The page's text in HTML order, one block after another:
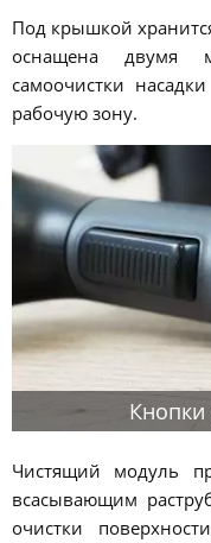
Под крышкой
оснащена двумя
самоочистки
рабочую зону.
Кнопки
Чистящий модуль
всасывающим
очистки